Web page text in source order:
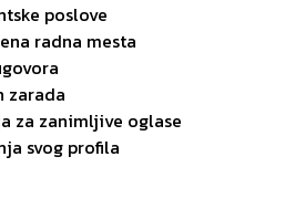
poslove
radna mesta
zarada
za zanimljive oglase
svog profila